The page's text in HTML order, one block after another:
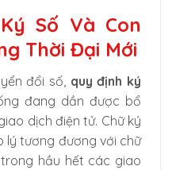
Số Và Con
Thời Đại Mới
đổi số, quy định ký
đang dần được bổ
dịch điện tử. Chữ ký
lý tương đương với chữ
hầu hết các giao